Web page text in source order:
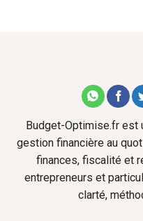
Budget-Optimise.fr est
gestion financière au
finances, fiscalité et
entrepreneurs et
clarté,